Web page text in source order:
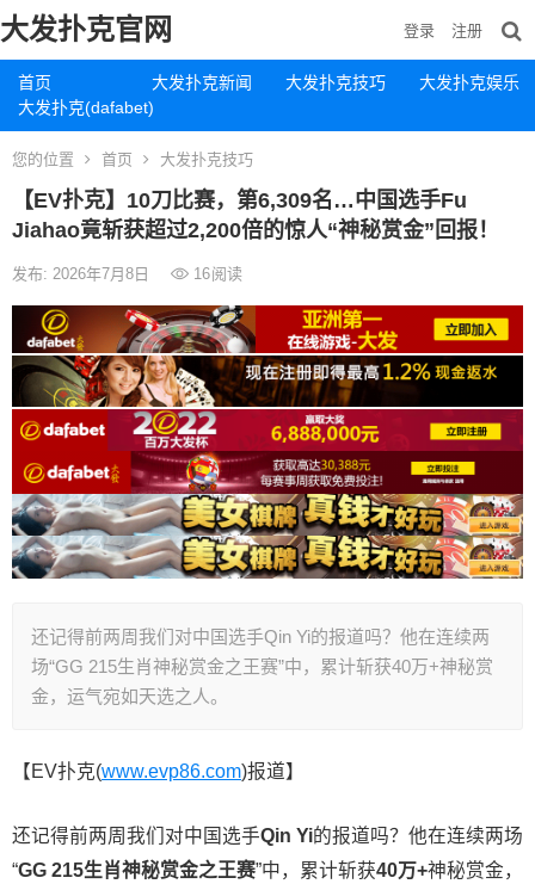
大发扑克官网
首页 大发扑克新闻 大发扑克技巧
大发扑克娱乐
大发扑克(dafabet)
登录 注册
您的位置 首页 大发扑克技巧
【EV扑克】10刀比赛，第6,309名…中国选手Fu
Jiahao竟斩获超过2,200倍的惊人“神秘赏金”回报！
发布: 2026年7月8日 16阅读
还记得前两周我们对中国选手Qin Yi的报道吗？他在连续两
场“GG 215生肖神秘赏金之王赛”中，累计斩获40万+神秘赏
金，运气宛如天选之人。
【EV扑克(www.evp86.com)报道】
还记得前两周我们对中国选手Qin Yi的报道吗？他在连续两场
“GG 215生肖神秘赏金之王赛”中，累计斩获40万+神秘赏金，